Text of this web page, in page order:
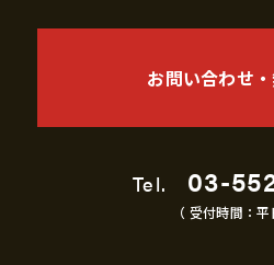
お問い合わせ
Tel. 03-
（ 受付時間：